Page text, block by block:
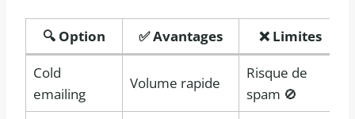
🔍 Option ✅ Avantages
❌ Limites
Cold
emailing
Volume rapide
Risque de
spam 🚫